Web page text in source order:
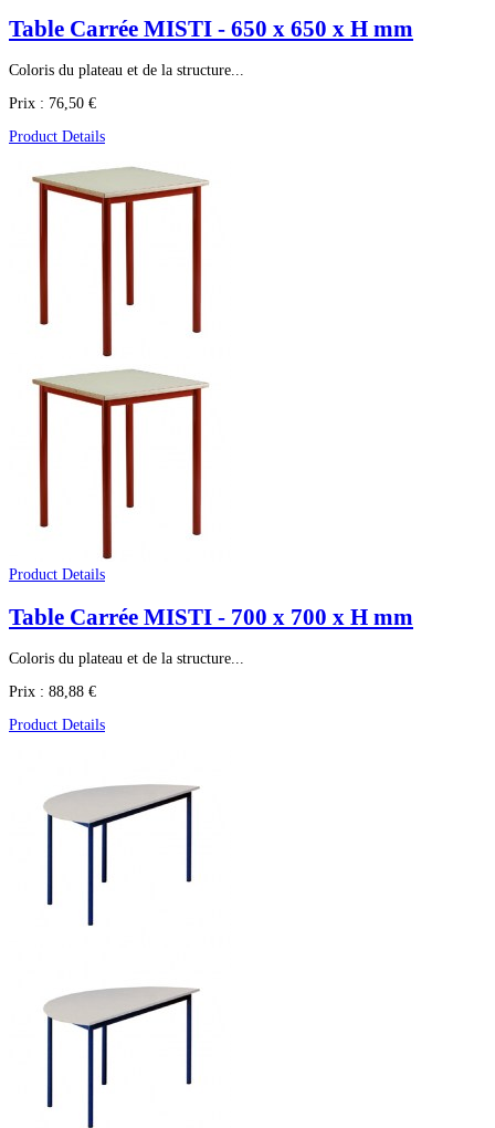
Table Carrée MISTI - 650 x 650 x H mm
Coloris du plateau et de la structure...
Prix : 76,50 €
Product Details
Product Details
Table Carrée MISTI - 700 x 700 x H mm
Coloris du plateau et de la structure...
Prix : 88,88 €
Product Details